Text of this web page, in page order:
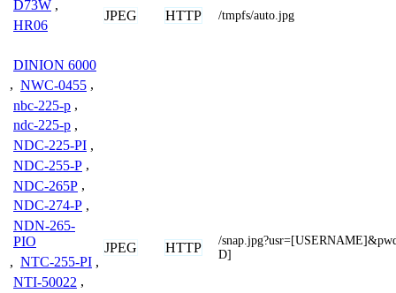
D73W ,
HR06
JPEG HTTP /tmpfs/auto.jpg
DINION 6000
, NWC-0455 ,
nbc-225-p ,
ndc-225-p ,
NDC-225-PI ,
NDC-255-P ,
NDC-265P ,
NDC-274-P ,
NDN-265-
PIO
, NTC-255-PI ,
NTI-50022 ,
JPEG HTTP
/
D]